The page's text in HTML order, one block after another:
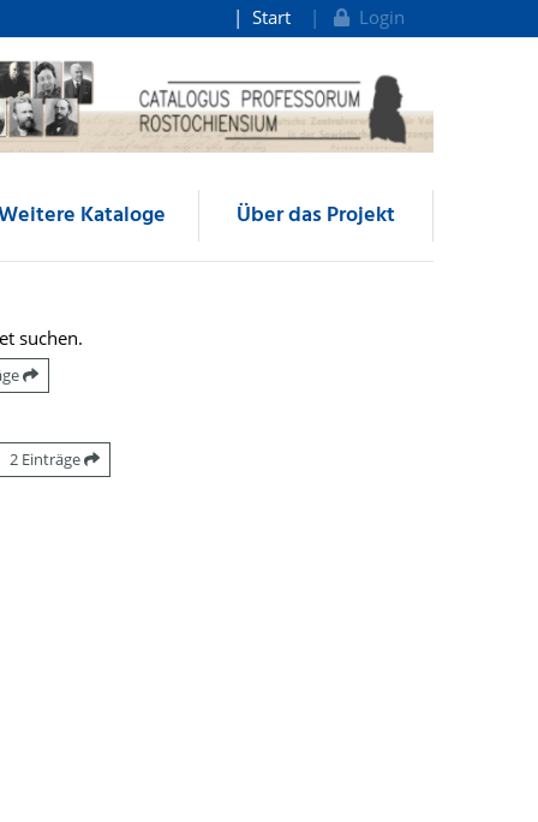
Start Login
Kataloge Über das Projekt
suchen.
2 Einträge